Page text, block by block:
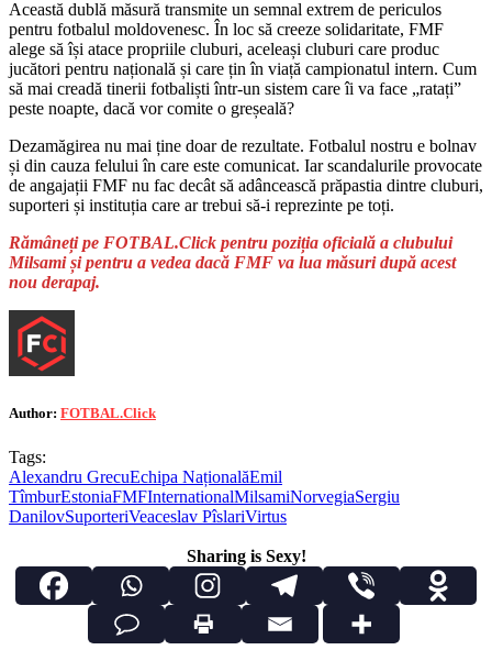
Această dublă măsură transmite un semnal extrem de periculos
pentru fotbalul moldovenesc. În loc să creeze solidaritate, FMF
alege să își atace propriile cluburi, aceleași cluburi care produc
jucători pentru națională și care țin în viață campionatul intern. Cum
să mai creadă tinerii fotbaliști într-un sistem care îi va face „ratați”
peste noapte, dacă vor comite o greșeală?
Dezamăgirea nu mai ține doar de rezultate. Fotbalul nostru e bolnav
și din cauza felului în care este comunicat. Iar scandalurile provocate
de angajații FMF nu fac decât să adâncească prăpastia dintre cluburi,
suporteri și instituția care ar trebui să-i reprezinte pe toți.
Rămâneți pe FOTBAL.Click pentru poziția oficială a clubului
Milsami și pentru a vedea dacă FMF va lua măsuri după acest
nou derapaj.
Author: FOTBAL.Click
Tags:
Alexandru GrecuEchipa NaționalăEmil
TîmburEstoniaFMFInternationalMilsamiNorvegiaSergiu
DanilovSuporteriVeaceslav PîslariVirtus
Sharing is Sexy!